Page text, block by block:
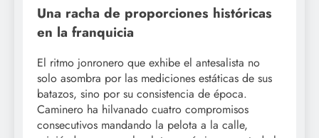
Una racha de proporciones históricas
en la franquicia
El ritmo jonronero que exhibe el antesalista no
solo asombra por las mediciones estáticas de sus
batazos, sino por su consistencia de época.
Caminero ha hilvanado cuatro compromisos
consecutivos mandando la pelota a la calle,